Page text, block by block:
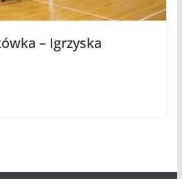
– Igrzyska